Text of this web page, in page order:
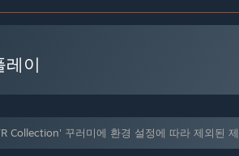
레이
Collection' 꾸러미에 환경 설정에 따라 제외된